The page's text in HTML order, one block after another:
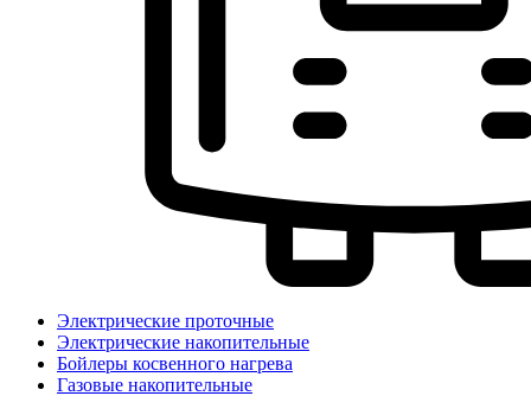
Электрические проточные
Электрические накопительные
Бойлеры косвенного нагрева
Газовые накопительные